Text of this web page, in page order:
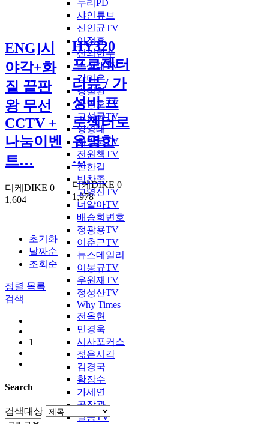
누리PD
샤인튜브
신인균TV
이정훈
신의한수
손상대TV
강미은
강철환
공병호TV
고성국TV
양영태
최병묵TV
전원책TV
전한길
박찬종
고영신TV
너알아TV
배승희변호
정광용TV
이춘근TV
뉴스데일리
이봉규TV
우원재TV
정성산TV
Why Times
전옥현
민경욱
시사포커스
젊은시각
김경국
황장수
가세연
공작관
멸콩TV
ENG]시
야각+화
질 끝판
왕 무선
CCTV +
나눔이벤
트…
디케DIKE 0
1,604
HY320
프로젝터
리뷰 / 가
성비 프
로젝터로
유명한
…
디케DIKE 0
1,978
초기화
날짜순
조회순
정렬 목록
검색
1
Search
검색대상